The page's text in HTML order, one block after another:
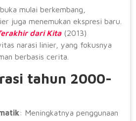
mulai berkembang,
juga menemukan ekspresi baru.
dari Kita(2013)
narasi linier, yang fokusnya
berbasis cerita.
tahun 2000-
: Meningkatnya penggunaan